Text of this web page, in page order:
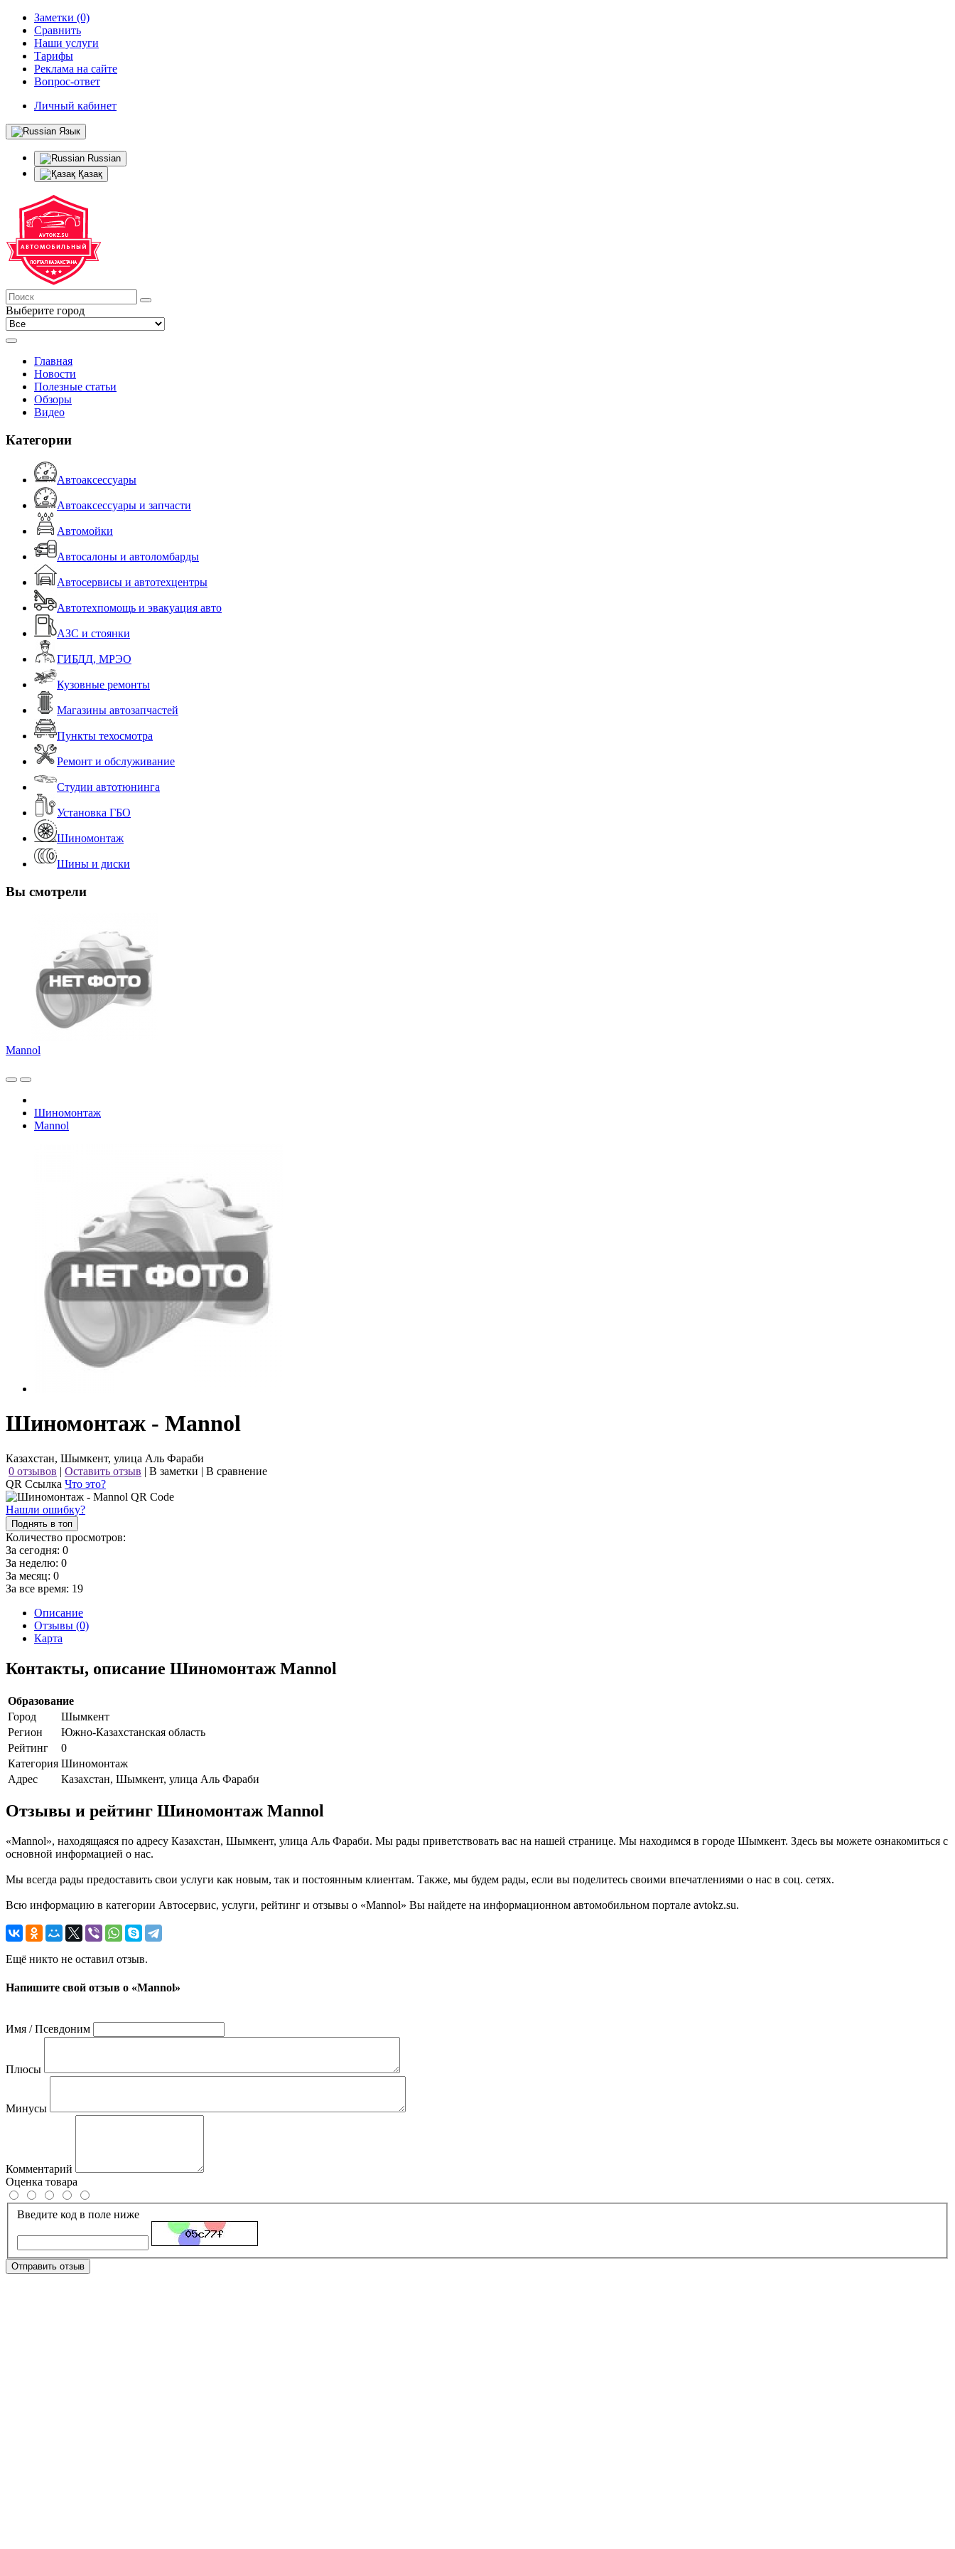
Заметки (0)
Сравнить
Наши услуги
Тарифы
Реклама на сайте
Вопрос-ответ
Личный кабинет
Язык
Russian
Қазақ
Выберите город
Главная
Новости
Полезные статьи
Обзоры
Видео
Категории
Автоаксессуары
Автоаксессуары и запчасти
Автомойки
Автосалоны и автоломбарды
Автосервисы и автотехцентры
Автотехпомощь и эвакуация авто
АЗС и стоянки
ГИБДД, МРЭО
Кузовные ремонты
Магазины автозапчастей
Пункты техосмотра
Ремонт и обслуживание
Студии автотюнинга
Установка ГБО
Шиномонтаж
Шины и диски
Вы смотрели
Mannol
Шиномонтаж
Mannol
Шиномонтаж - Mannol
Казахстан, Шымкент, улица Аль Фараби
0 отзывов | Оставить отзыв | В заметки | В сравнение
QR Ссылка Что это?
Нашли ошибку?
Поднять в топ
Количество просмотров:
За сегодня: 0
За неделю: 0
За месяц: 0
За все время: 19
Описание
Отзывы (0)
Карта
Контакты, описание Шиномонтаж Mannol
Образование
Город
Шымкент
Регион
Южно-Казахстанская область
Рейтинг
0
Категория Шиномонтаж
Адрес
Казахстан, Шымкент, улица Аль Фараби
Отзывы и рейтинг Шиномонтаж Mannol
«Mannol», находящаяся по адресу Казахстан, Шымкент, улица Аль Фараби. Мы рады приветствовать вас на нашей странице. Мы находимся в городе Шымкент. Здесь вы можете ознакомиться с
основной информацией о нас.
Мы всегда рады предоставить свои услуги как новым, так и постоянным клиентам. Также, мы будем рады, если вы поделитесь своими впечатлениями о нас в соц. сетях.
Всю информацию в категории Автосервис, услуги, рейтинг и отзывы о «Mannol» Вы найдете на информационном автомобильном портале avtokz.su.
Ещё никто не оставил отзыв.
Напишите свой отзыв о «Mannol»
Имя / Псевдоним
Плюсы
Минусы
Комментарий
Оценка товара
Введите код в поле ниже
Отправить отзыв